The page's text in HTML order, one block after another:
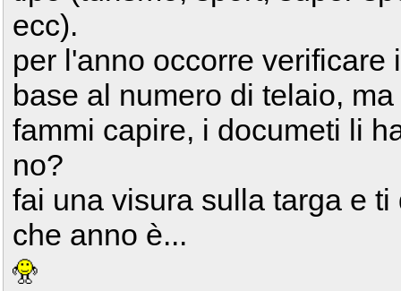
ecc).
per l'anno occorre verificare
base al numero di telaio, ma
fammi capire, i documeti li
no?
fai una visura sulla targa e
che anno è...